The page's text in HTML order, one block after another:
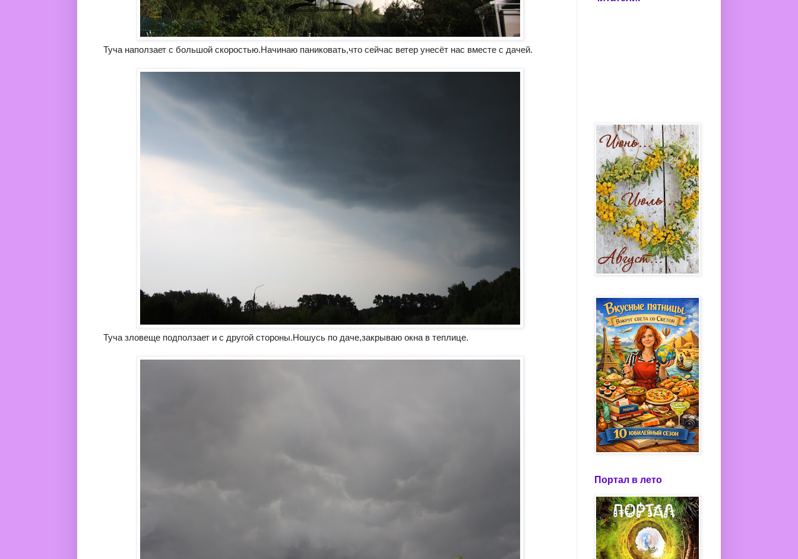
Туча наползает с большой скоростью.Начинаю паниковать,что сейчас ветер унесёт нас вместе с дачей.
Туча зловеще подползает и с другой стороны.Ношусь по даче,закрываю окна в теплице.
Портал в лето